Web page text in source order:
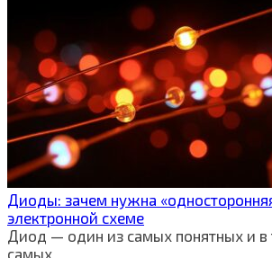
Диоды: зачем нужна
электронной схеме
Диод — один из самых понятных и в
самых